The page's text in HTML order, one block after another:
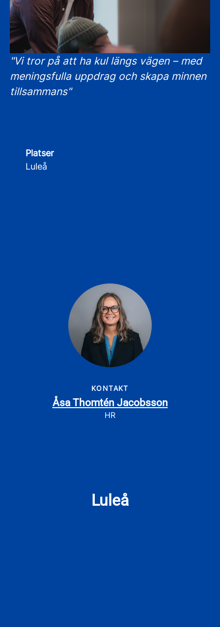
"Vi tror på att ha kul längs vägen – med
meningsfulla uppdrag och skapa minnen
tillsammans"
Platser
Luleå
KONTAKT
Åsa Thomtén Jacobsson
HR
Luleå